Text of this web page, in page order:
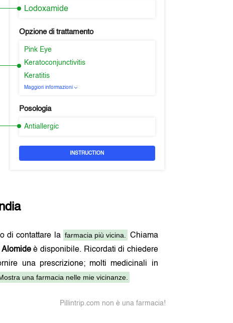
Lodoxamide
Opzione di trattamento
Pink Eye
Keratoconjunctivitis
Keratitis
Maggiori informazioni
Posologia
Antiallergic
INSTRUCTION
di contattare la farmacia più vicina.
Chiama
Alomideè disponibile. Ricordati di chiedere
una prescrizione; molti medicinali in
una farmacia nelle mie vicinanze.
Pillintrip.com non è una farmacia!